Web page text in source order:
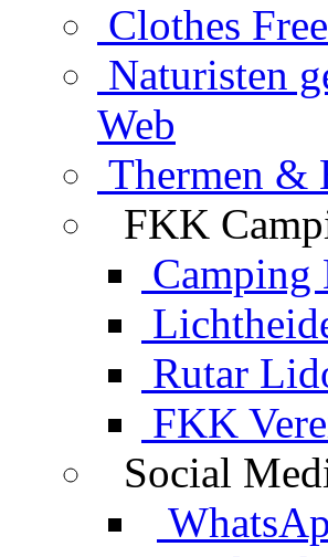
Clothes Free
Naturisten
Web
Thermen &
FKK
Camping
Rutar
FKK
Social